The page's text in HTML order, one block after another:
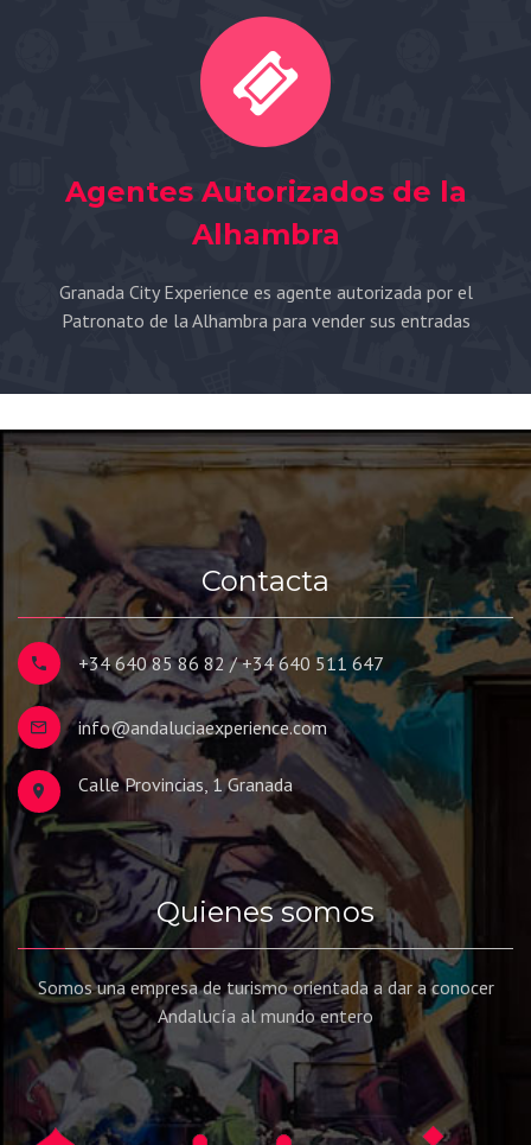
Agentes Autorizados de la
Alhambra
Granada City Experience es agente autorizada por el
Patronato de la Alhambra para vender sus entradas
Contacta
+34 640 85 86 82 / +34 640 511 647
info@andaluciaexperience.com
Calle Provincias, 1 Granada
Quienes somos
Somos una empresa de turismo orientada a dar a conocer
Andalucía al mundo entero